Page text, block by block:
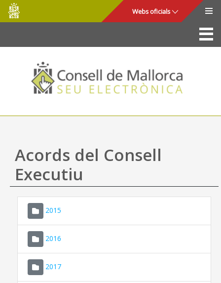
Salta al contingut principal
Consell
de
Mallorca
Webs oficials
La Seu
Consell de Mallorca
Accés i seguretat
Utilitats
Ajuda
Acords del Consell
Executiu
2015
2016
2017